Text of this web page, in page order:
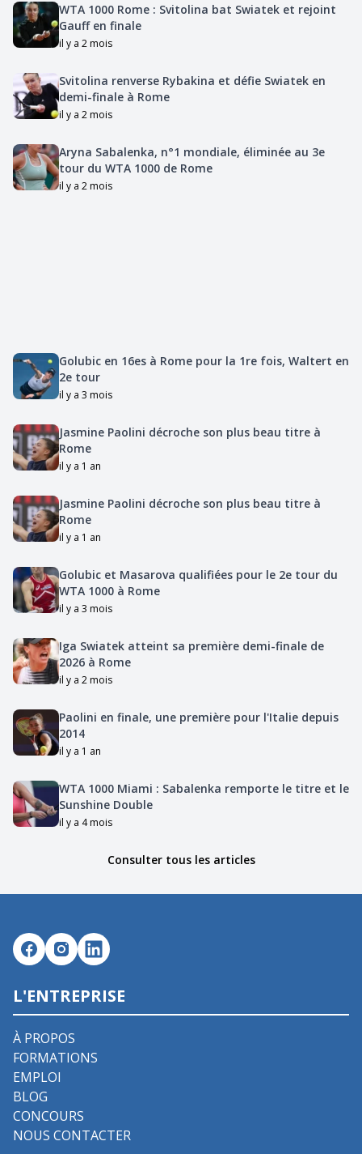
WTA 1000 Rome : Svitolina bat Swiatek et rejoint
Gauff en finale
il y a 2 mois
Svitolina renverse Rybakina et défie Swiatek en
demi-finale à Rome
il y a 2 mois
Aryna Sabalenka, n°1 mondiale, éliminée au 3e
tour du WTA 1000 de Rome
il y a 2 mois
Golubic en 16es à Rome pour la 1re fois, Waltert en
2e tour
il y a 3 mois
Jasmine Paolini décroche son plus beau titre à
Rome
il y a 1 an
Jasmine Paolini décroche son plus beau titre à
Rome
il y a 1 an
Golubic et Masarova qualifiées pour le 2e tour du
WTA 1000 à Rome
il y a 3 mois
Iga Swiatek atteint sa première demi-finale de
2026 à Rome
il y a 2 mois
Paolini en finale, une première pour l'Italie depuis
2014
il y a 1 an
WTA 1000 Miami : Sabalenka remporte le titre et le
Sunshine Double
il y a 4 mois
Consulter tous les articles
L'ENTREPRISE
À PROPOS
FORMATIONS
EMPLOI
BLOG
CONCOURS
NOUS CONTACTER